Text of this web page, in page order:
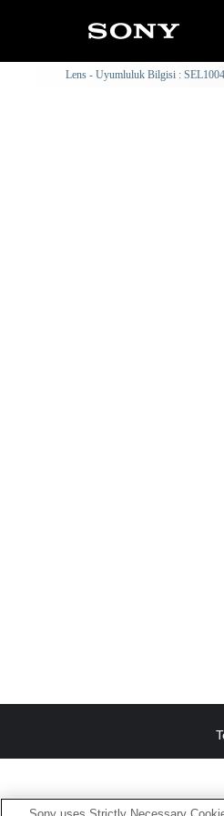
Lens - Uyumluluk Bilgisi :